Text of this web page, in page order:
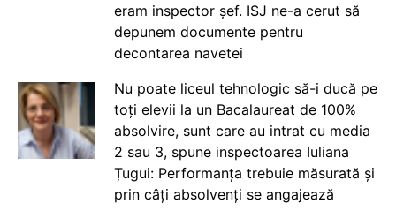
eram inspector șef. ISJ ne-a cerut să
depunem documente pentru
decontarea navetei
Nu poate liceul tehnologic să-i ducă pe
toți elevii la un Bacalaureat de 100%
absolvire, sunt care au intrat cu media
2 sau 3, spune inspectoarea Iuliana
Țugui: Performanța trebuie măsurată și
prin câți absolvenți se angajează